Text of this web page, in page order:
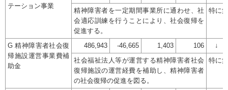
テーション事業
精神障害者を一定期間事業所に通わせ、社
会適応訓練を行うことにより、社会復帰を
促進する。
特に
G 精神障害者社会復
帰施設運営事業費補
助金
486,943 -46,665 1,403 106 ↓
社会福祉法人等が運営する精神障害者社会
復帰施設の運営経費を補助し、精神障害者
の社会復帰の促進を図る。
特に